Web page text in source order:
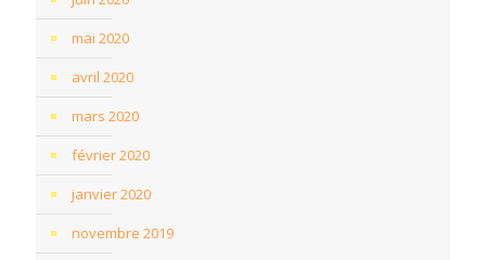
mai 2020
avril 2020
mars 2020
février 2020
janvier 2020
novembre 2019